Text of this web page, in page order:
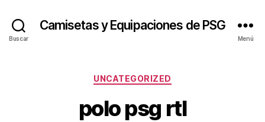
Buscar
Camisetas y Equipaciones de PSG
Menú
Categorías
UNCATEGORIZED
polo psg rtl